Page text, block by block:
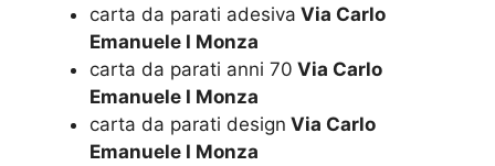
carta da parati adesiva Via Carlo
Emanuele I Monza
carta da parati anni 70 Via Carlo
Emanuele I Monza
carta da parati design Via Carlo
Emanuele I Monza